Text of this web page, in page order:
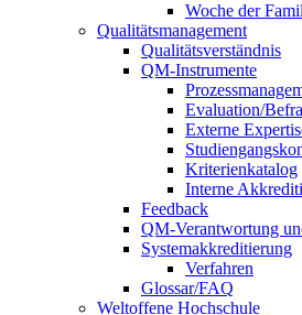
Woche der
Qualitätsmanagement
Qualitätsverständnis
QM-Instrumente
Evaluation/
Externe
Kriterienkatalog
Interne
Feedback
QM-Verantwortung
Systemakkreditierung
Verfahren
Glossar/FAQ
Weltoffene Hochschule